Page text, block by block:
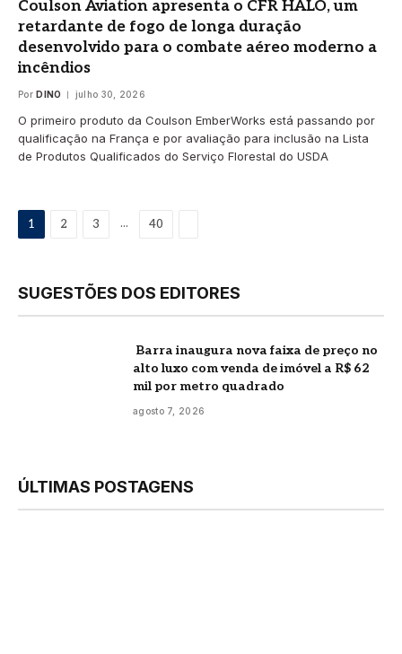
Coulson Aviation apresenta o CFR HALO, um
retardante de fogo de longa duração
desenvolvido para o combate aéreo moderno a
incêndios
Por DINO julho 30, 2026
O primeiro produto da Coulson EmberWorks está passando por
qualificação na França e por avaliação para inclusão na Lista
de Produtos Qualificados do Serviço Florestal do USDA
1 2 3 ... 40
SUGESTÕES DOS EDITORES
Barra inaugura nova faixa de preço no
alto luxo com venda de imóvel a R$ 62
mil por metro quadrado
agosto 7, 2026
ÚLTIMAS POSTAGENS